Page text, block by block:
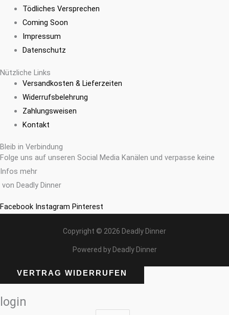
Tödliches Versprechen
Coming Soon
Impressum
Datenschutz
Nützliche Links
Versandkosten & Lieferzeiten
Widerrufsbelehrung
Zahlungsweisen
Kontakt
Bleib in Verbindung
Folge uns auf unseren Social Media Kanälen und verpasse keine
Infos mehr
von Deadly Dinner
Facebook Instagram Pinterest
Copyright © 2026 Deadly Dinner
Powered by Deadly Dinner
VERTRAG WIDERRUFEN
login